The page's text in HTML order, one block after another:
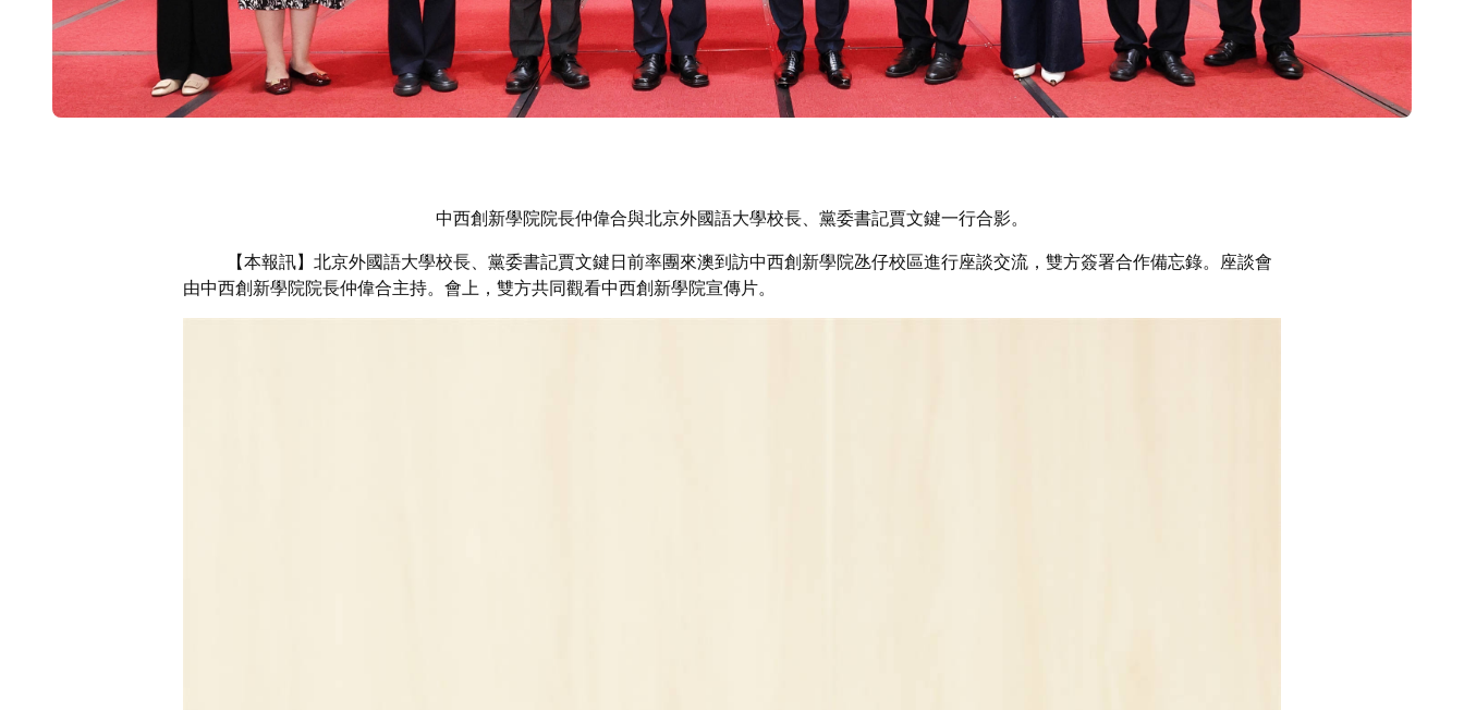
中西創新學院院長仲偉合與北京外國語大學校長、黨委書記賈文鍵一行合影。
【本報訊】北京外國語大學校長、黨委書記賈文鍵日前率團來澳到訪中西創新學院氹仔校區進行座談交流，雙方簽署合作備忘錄。座談會
由中西創新學院院長仲偉合主持。會上，雙方共同觀看中西創新學院宣傳片。